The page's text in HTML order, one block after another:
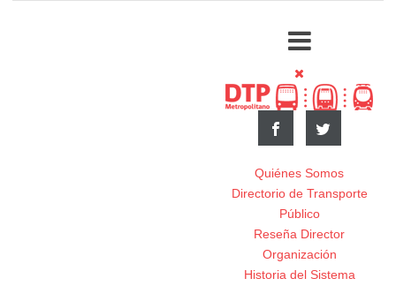
Quiénes Somos
Directorio de Transporte
Público
Reseña Director
Organización
Historia del Sistema